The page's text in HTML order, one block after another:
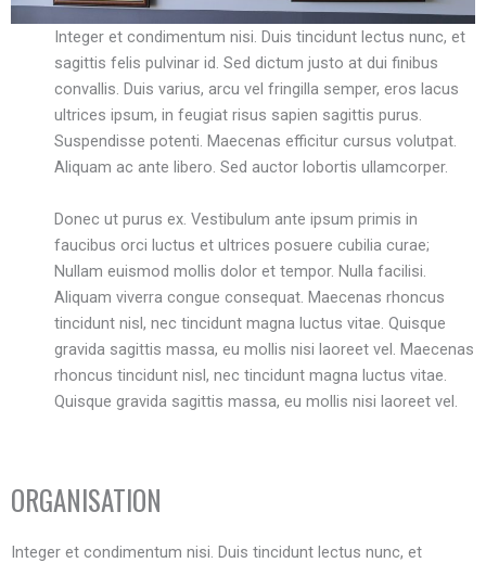
Integer et condimentum nisi. Duis tincidunt lectus nunc, et
sagittis felis pulvinar id. Sed dictum justo at dui finibus
convallis. Duis varius, arcu vel fringilla semper, eros lacus
ultrices ipsum, in feugiat risus sapien sagittis purus.
Suspendisse potenti. Maecenas efficitur cursus volutpat.
Aliquam ac ante libero. Sed auctor lobortis ullamcorper.
Donec ut purus ex. Vestibulum ante ipsum primis in
faucibus orci luctus et ultrices posuere cubilia curae;
Nullam euismod mollis dolor et tempor. Nulla facilisi.
Aliquam viverra congue consequat. Maecenas rhoncus
tincidunt nisl, nec tincidunt magna luctus vitae. Quisque
gravida sagittis massa, eu mollis nisi laoreet vel. Maecenas
rhoncus tincidunt nisl, nec tincidunt magna luctus vitae.
Quisque gravida sagittis massa, eu mollis nisi laoreet vel.
ORGANISATION
Integer et condimentum nisi. Duis tincidunt lectus nunc, et